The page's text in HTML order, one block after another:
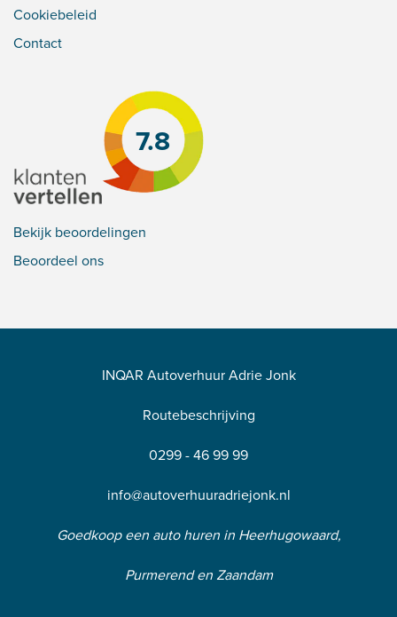
Cookiebeleid
Contact
7.8
Bekijk beoordelingen
Beoordeel ons
INQAR Autoverhuur Adrie Jonk
Routebeschrijving
0299 - 46 99 99
info@autoverhuuradriejonk.nl
Goedkoop een auto huren in Heerhugowaard,
Purmerend en Zaandam